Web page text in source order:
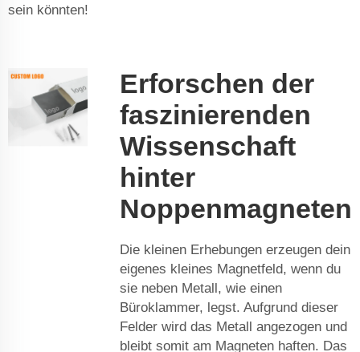
sein könnten!
Erforschen der
faszinierenden
Wissenschaft
hinter
Noppenmagneten
Die kleinen Erhebungen erzeugen dein
eigenes kleines Magnetfeld, wenn du
sie neben Metall, wie einen
Büroklammer, legst. Aufgrund dieser
Felder wird das Metall angezogen und
bleibt somit am Magneten haften. Das